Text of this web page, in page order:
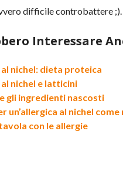
difficile controbattere ;).
Interessare
nichel: dieta proteica
nichel e latticini
gli ingredienti nascosti
un’allergica al nichel come
con le allergie